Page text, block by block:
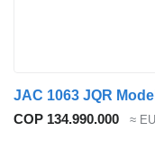
JAC 1063 JQR
COP 134.990.000
≈